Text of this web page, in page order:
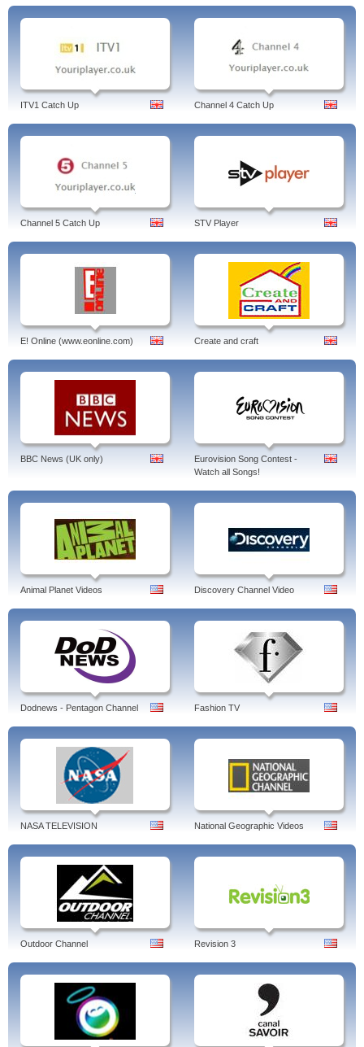
ITV1 Catch Up Channel 4 Catch Up
Channel 5 Catch Up STV Player
E! Online (www.eonline.com) Create and craft
BBC News (UK only)
Eurovision Song Contest -
Watch all Songs!
Animal Planet Videos Discovery Channel Video
Dodnews - Pentagon Channel Fashion TV
NASA TELEVISION National Geographic Videos
Outdoor Channel Revision 3